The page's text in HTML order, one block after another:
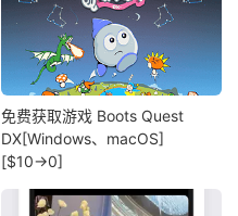
免费获取游戏 Boots Quest
DX[Windows、macOS]
[$10→0]